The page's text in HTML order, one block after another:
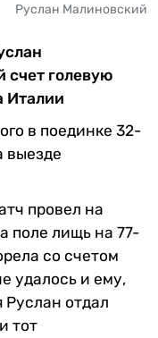
Руслан Малиновский
счет голевую
Италии
в поединке 32-
выезде
провел на
поле лищь на 77-
со счетом
удалось и ему,
отдал
тот